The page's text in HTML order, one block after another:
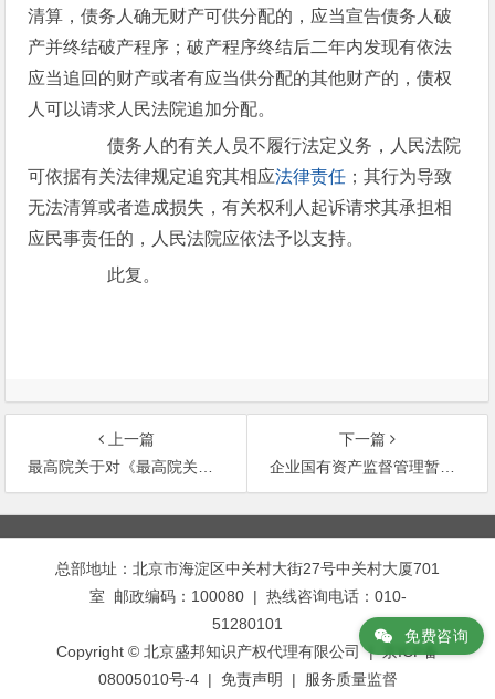
清算，债务人确无财产可供分配的，应当宣告债务人破
产并终结破产程序；破产程序终结后二年内发现有依法
应当追回的财产或者有应当供分配的其他财产的，债权
人可以请求人民法院追加分配。
债务人的有关人员不履行法定义务，人民法院
可依据有关法律规定追究其相应法律责任 ；其行为导致
无法清算或者造成损失，有关权利人起诉请求其承担相
应民事责任的，人民法院应依法予以支持。
此复。
上一篇
最高院关于对《最高院关于审理企业破产案件若干问题的规定》第五十六条理解的答复
下一篇
企业国有资产监督管理暂行条例!
文
章
总部地址：北京市海淀区中关村大街27号中关村大厦701
室 邮政编码：100080 | 热线咨询电话：010-
51280101
Copyright © 北京盛邦知识产权代理有限公司 | 京ICP备
08005010号-4 | 免责声明 | 服务质量监督
免费咨询